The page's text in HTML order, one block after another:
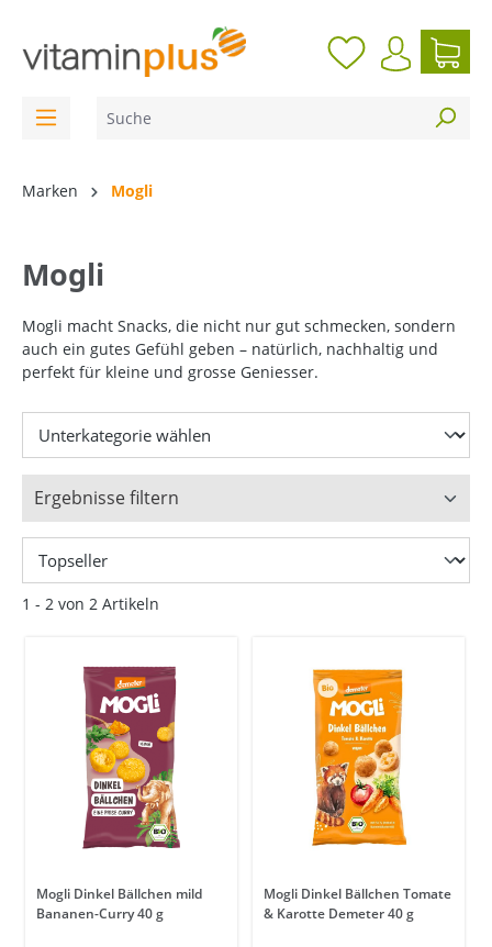
Marken Mogli
Mogli
Mogli macht Snacks, die nicht nur gut schmecken, sondern
auch ein gutes Gefühl geben – natürlich, nachhaltig und
perfekt für kleine und grosse Geniesser.
Ergebnisse filtern
1 - 2 von 2 Artikeln
Mogli Dinkel Bällchen mild
Bananen-Curry 40 g
Mogli Dinkel Bällchen Tomate
& Karotte Demeter 40 g